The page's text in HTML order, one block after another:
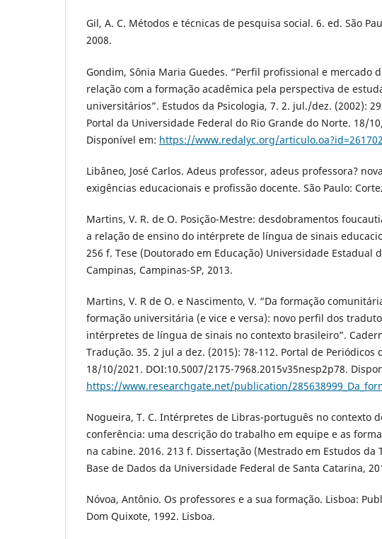
Gil, A. C. Métodos e técnicas de pesquisa social. 6. ed. São
2008.
Gondim, Sônia Maria Guedes. “Perfil profissional e mercado
relação com a formação acadêmica pela perspectiva de
universitários”. Estudos da Psicologia, 7. 2. jul./dez. (2002):
Portal da Universidade Federal do Rio Grande do Norte. 18/
Disponível em: https://www.redalyc.org/
Libâneo, José Carlos. Adeus professor, adeus professora?
exigências educacionais e profissão docente. São Paulo:
Martins, V. R. de O. Posição-Mestre: desdobramentos
a relação de ensino do intérprete de língua de sinais
256 f. Tese (Doutorado em Educação) Universidade Estadual
Campinas, Campinas-SP, 2013.
Martins, V. R de O. e Nascimento, V. “Da formação
formação universitária (e vice e versa): novo perfil dos
intérpretes de língua de sinais no contexto brasileiro”.
Tradução. 35. 2 jul a dez. (2015): 78-112. Portal de Periódicos
18/10/2021. DOI:10.5007/2175-7968.2015v35nesp2p78.
https://www.researchgate.net/publication/
Nogueira, T. C. Intérpretes de Libras-português no contexto
conferência: uma descrição do trabalho em equipe e as
na cabine. 2016. 213 f. Dissertação (Mestrado em Estudos da
Base de Dados da Universidade Federal de Santa Catarina,
Nóvoa, Antônio. Os professores e a sua formação. Lisboa:
Dom Quixote, 1992. Lisboa.